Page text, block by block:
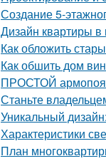
Создание 5-
Дизайн квартиры
Как обложить
Как обшить дом
ПРОСТОЙ
Станьте
Уникальный
Характеристики
План